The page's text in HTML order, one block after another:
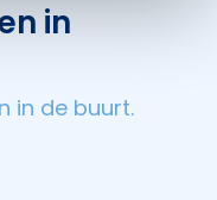
in
in de buurt.